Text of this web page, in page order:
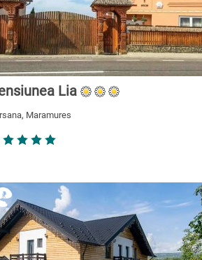
Lia
Maramures